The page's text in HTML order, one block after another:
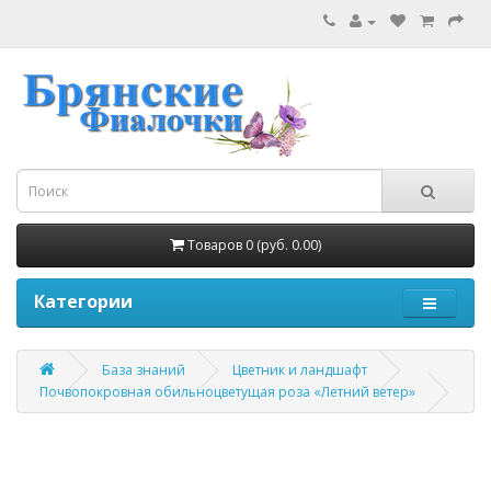
Товаров 0 (руб. 0.00)
Категории
База знаний
Цветник и ландшафт
Почвопокровная обильноцветущая роза «Летний ветер»